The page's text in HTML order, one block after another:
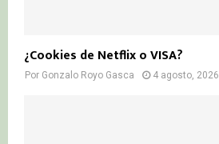
¿Cookies de Netflix o VISA?
Por Gonzalo Royo Gasca 4 agosto, 2026